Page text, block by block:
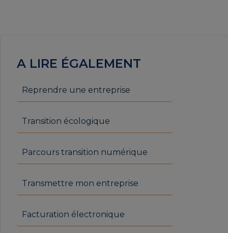
A LIRE ÉGALEMENT
Reprendre une entreprise
Transition écologique
Parcours transition numérique
Transmettre mon entreprise
Facturation électronique